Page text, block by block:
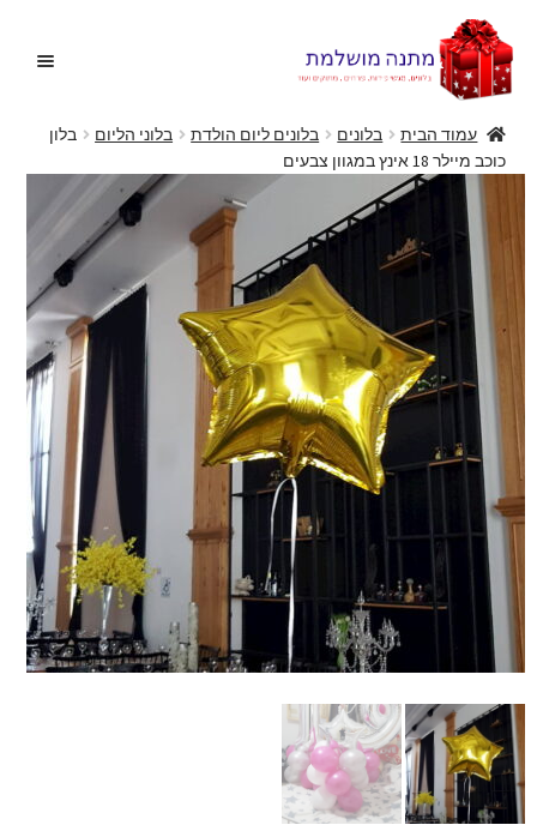
דלג
לניווט
לדלג
לתוכן
בלונים
את
הילד
הצעות נישואין
מתנות מקוריות
הרחב
את
הילד
מתנות ליולדת
הרחב
את
הילד
פרחים
זר מתוק
בלונים בראשון לציון
תשלום
מחירון משלוחי בלונים
עמוד הבית בלונים בלונים ליום הולדת בלוני הליום
בלון
כוכב מיילר 18 אינץ במגוון צבעים